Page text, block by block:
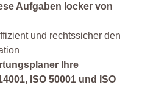
Aufgaben locker von
und rechtssicher den
Ihre
ISO 50001 und ISO